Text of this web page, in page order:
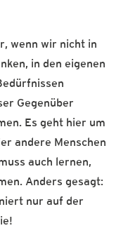
wenn wir nicht in
in den eigenen
Gegenüber
Es geht hier um
andere Menschen
auch lernen,
Anders gesagt:
nur auf der